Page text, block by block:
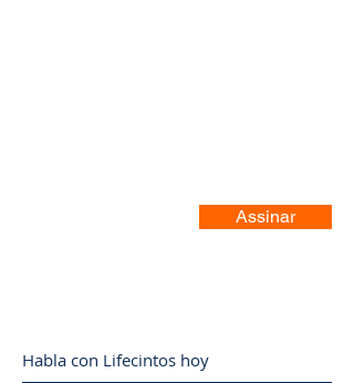
Assinar
Habla con Lifecintos hoy